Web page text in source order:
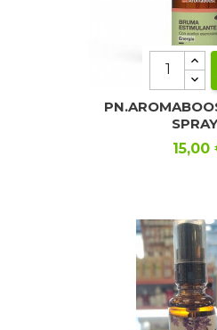
15,00